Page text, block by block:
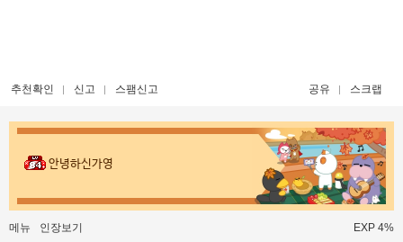
추천확인 신고 스팸신고 공유 스크랩
안녕하신가영
메뉴 인장보기 EXP 4%